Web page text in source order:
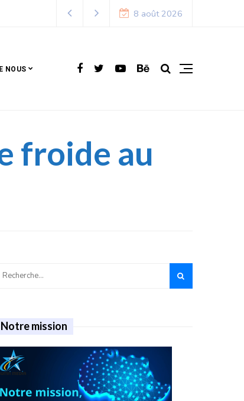
8 août 2026
NOUS
froide au
Notre mission